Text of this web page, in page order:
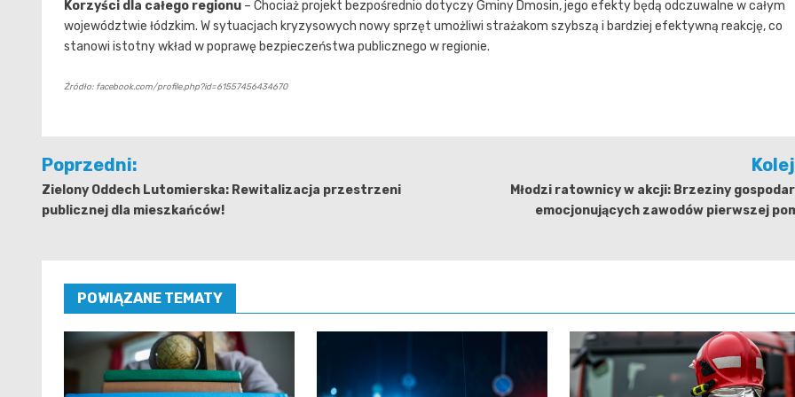
Korzyści dla całego regionu – Chociaż projekt bezpośrednio dotyczy Gminy Dmosin, jego efekty będą odczuwalne w całym
województwie łódzkim. W sytuacjach kryzysowych nowy sprzęt umożliwi strażakom szybszą i bardziej efektywną reakcję, co
stanowi istotny wkład w poprawę bezpieczeństwa publicznego w regionie.
Źródło: facebook.com/profile.php?id=61557456434670
Nawigacja
wpisu
Poprzedni:
Zielony Oddech Lutomierska: Rewitalizacja przestrzeni
publicznej dla mieszkańców!
Młodzi ratownicy w akcji: Brzeziny
emocjonujących zawodów pierwszej
POWIĄZANE TEMATY